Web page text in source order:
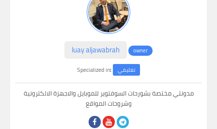
luay aljawabrah owner
Specialized in: تعليمي
مدونتي مختصة بشورحات السوفتوير للموبايل والاجهزة الالكترونية
وشروحات المواقع